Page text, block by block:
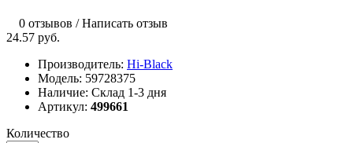
0 отзывов /Написать отзыв
24.57 руб.
Производитель: Hi-Black
Модель: 59728375
Наличие: Склад 1-3 дня
Артикул: 499661
Количество